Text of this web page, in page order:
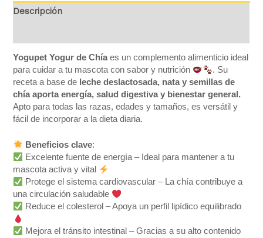
Descripción
Yogupet Yogur de Chía es un complemento alimenticio ideal
para cuidar a tu mascota con sabor y nutrición
. Su
receta a base de leche deslactosada, nata y semillas de
chía aporta energía, salud digestiva y bienestar general.
Apto para todas las razas, edades y tamaños, es versátil y
fácil de incorporar a la dieta diaria.
Beneficios clave:
Excelente fuente de energía – Ideal para mantener a tu
mascota activa y vital
Protege el sistema cardiovascular – La chía contribuye a
una circulación saludable
Reduce el colesterol – Apoya un perfil lipídico equilibrado
Mejora el tránsito intestinal – Gracias a su alto contenido